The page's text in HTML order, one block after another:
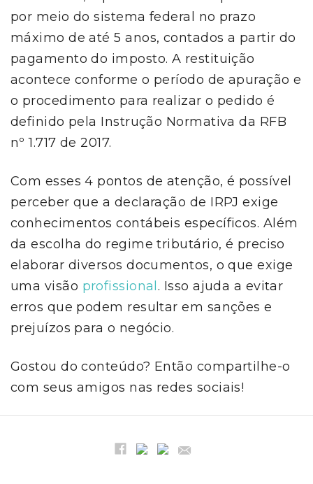
por meio do sistema federal no prazo
máximo de até 5 anos, contados a partir do
pagamento do imposto. A restituição
acontece conforme o período de apuração e
o procedimento para realizar o pedido é
definido pela Instrução Normativa da RFB
nº 1.717 de 2017.
Com esses 4 pontos de atenção, é possível
perceber que a declaração de IRPJ exige
conhecimentos contábeis específicos. Além
da escolha do regime tributário, é preciso
elaborar diversos documentos, o que exige
uma visão profissional . Isso ajuda a evitar
erros que podem resultar em sanções e
prejuízos para o negócio.
Gostou do conteúdo? Então compartilhe-o
com seus amigos nas redes sociais!